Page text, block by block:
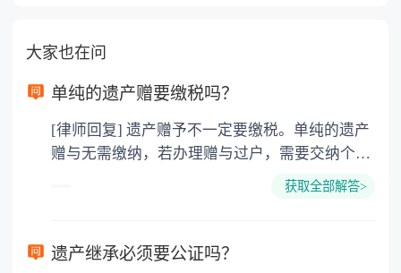
大家也在问
单纯的遗产赠要缴税吗？
[律师回复] 遗产赠予不一定要缴税。单纯的遗产
赠与无需缴纳，若办理赠与过户，需要交纳个人
所得税、契税和公证费。赠与过户是没有增值税
要缴纳公证费，具体如下： 1. 公证费：按房
获取全部解答>
遗产继承必须要公证吗？